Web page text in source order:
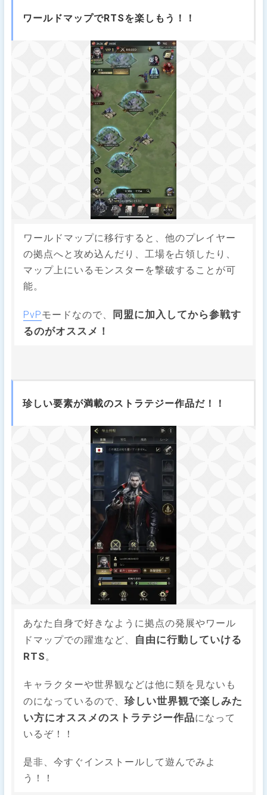
ワールドマップでRTSを楽しもう！！
ワールドマップに移行すると、他のプレイヤー
の拠点へと攻め込んだり、工場を占領したり、
マップ上にいるモンスターを撃破することが可
能。
PvPモードなので、
同盟に加入してから参戦す
るのがオススメ！
珍しい要素が満載のストラテジー作品だ！！
あなた自身で好きなように拠点の発展やワール
ドマップでの躍進など、 自由に行動していける
RTS。
キャラクターや世界観などは他に類を見ないも
のになっているので、珍しい世界観で楽しみた
い方にオススメのストラテジー作品になって
いるぞ！！
是非、今すぐインストールして遊んでみよ
う！！